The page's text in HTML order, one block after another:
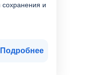
и
Подробнее